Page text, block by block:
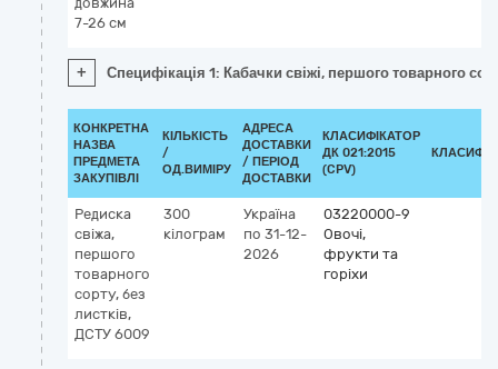
7-26 см
+ Специфікація 1: Кабачки свіжі, першого товарного
КОНКРЕТНА
НАЗВА
ПРЕДМЕТА
ЗАКУПІВЛІ
КІЛЬКІСТЬ
/
ОД.ВИМІРУ
АДРЕСА
ДОСТАВКИ
/ ПЕРІОД
ДОСТАВКИ
КЛАСИФІКАТОР
ДК 021:2015
(CPV)
Редиска
свіжа,
першого
товарного
сорту, без
листків,
ДСТУ 6009
300
кілограм
Україна
по 31-12-
2026
03220000-9
Овочі,
фрукти та
горіхи